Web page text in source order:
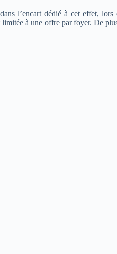
l’encart dédié à cet effet,
à une offre par foyer. De